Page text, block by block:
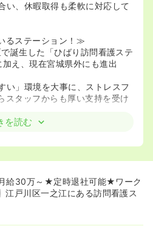
、休暇取得も柔軟に対応して
るステーション！≫
誕生した「ひばり訪問看護ステ
え、現在宮城県外にも進出
」環境を大事に、ストレスフ
スタッフからも厚い支持を受け
しています。オンコール手当は
を読む
給30万～★定時退社可能★ワーク
戸川区一之江にある訪問看護ス